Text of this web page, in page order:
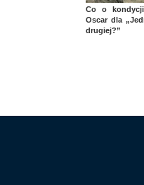
Co o
Oscar dla
drugiej?”